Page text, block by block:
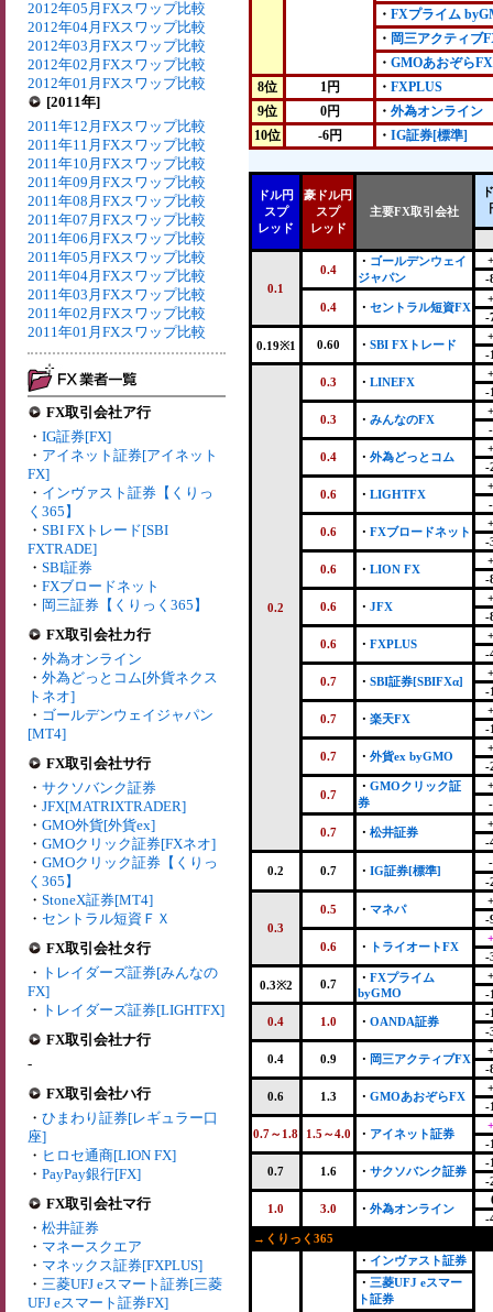
2012年05月FXスワップ比較
2012年04月FXスワップ比較
2012年03月FXスワップ比較
2012年02月FXスワップ比較
2012年01月FXスワップ比較
[2011年]
2011年12月FXスワップ比較
2011年11月FXスワップ比較
2011年10月FXスワップ比較
2011年09月FXスワップ比較
2011年08月FXスワップ比較
2011年07月FXスワップ比較
2011年06月FXスワップ比較
2011年05月FXスワップ比較
2011年04月FXスワップ比較
2011年03月FXスワップ比較
2011年02月FXスワップ比較
2011年01月FXスワップ比較
FX取引会社ア行
・ IG証券[FX]
・ アイネット証券[アイネット
FX]
・ インヴァスト証券【くりっ
く365】
・ SBI FXトレード[SBI
FXTRADE]
・ SBI証券
・ FXブロードネット
・ 岡三証券【くりっく365】
FX取引会社カ行
・ 外為オンライン
・ 外為どっとコム[外貨ネクス
トネオ]
・ ゴールデンウェイジャパン
[MT4]
FX取引会社サ行
・ サクソバンク証券
・ JFX[MATRIXTRADER]
・ GMO外貨[外貨ex]
・ GMOクリック証券[FXネオ]
・ GMOクリック証券【くりっ
く365】
・ StoneX証券[MT4]
・ セントラル短資ＦＸ
FX取引会社タ行
・ トレイダーズ証券[みんなの
FX]
・ トレイダーズ証券[LIGHTFX]
FX取引会社ナ行
-
FX取引会社ハ行
・ ひまわり証券[レギュラー口
座]
・ ヒロセ通商[LION FX]
・ PayPay銀行[FX]
FX取引会社マ行
・ 松井証券
・ マネースクエア
・ マネックス証券[FXPLUS]
・ 三菱UFJ eスマート証券[三菱
UFJ eスマート証券FX]
・ FXプライム
・ 岡三アクティブ
・ GMOあおぞらFX
8位
1円 ・ FXPLUS
9位
0円 ・ 外為オンライン
10位
-6円 ・ IG証券[標準]
ドル円
スプ
レッド
豪ドル円
スプ
レッド
主要FX取引会社
0.1
0.4
・ ゴールデンウェイ
ジャパン
-
0.4 ・ セントラル短資FX
-
0.19※1 0.60 ・ SBI FXトレード
-
0.2
0.3 ・ LINEFX
-
0.3 ・ みんなのFX
0.4 ・ 外為どっとコム
-
0.6 ・ LIGHTFX
0.6 ・ FXブロードネット
-
0.6 ・ LION FX
-
0.6 ・ JFX
-
0.6 ・ FXPLUS
-
0.7 ・ SBI証券[SBIFXα]
-
0.7 ・ 楽天FX
-
0.7 ・ 外貨ex byGMO
-
0.7
・ GMOクリック証
券
0.7 ・ 松井証券
-
0.2 0.7 ・ IG証券[標準]
-
0.3
0.5 ・ マネパ
-
0.6 ・ トライオートFX
-
0.3※2 0.7 ・ FXプライム
byGMO
-
0.4 1.0 ・ OANDA証券
-
-
0.4 0.9 ・ 岡三アクティブFX
-
0.6 1.3 ・ GMOあおぞらFX
-
0.7～1.8 1.5～4.0 ・ アイネット証券
-
0.7 1.6 ・ サクソバンク証券
-
-
1.0 3.0 ・ 外為オンライン
-
→くりっく365
・ インヴァスト証券
・ 三菱UFJ eスマー
ト証券